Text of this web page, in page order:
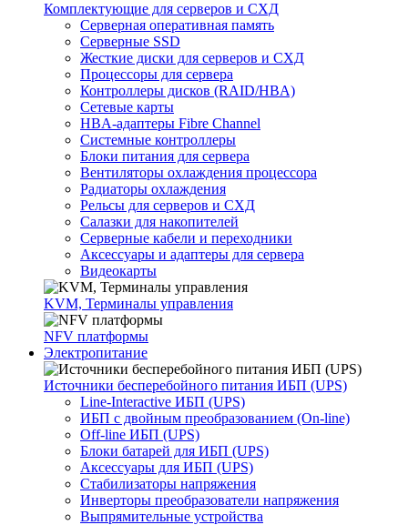
Комплектующие для серверов и СХД
Серверная оперативная память
Серверные SSD
Жесткие диски для серверов и СХД
Процессоры для сервера
Контроллеры дисков (RAID/HBA)
Сетевые карты
HBA-адаптеры Fibre Channel
Системные контроллеры
Блоки питания для сервера
Вентиляторы охлаждения процессора
Радиаторы охлаждения
Рельсы для серверов и СХД
Салазки для накопителей
Серверные кабели и переходники
Аксессуары и адаптеры для сервера
Видеокарты
KVM, Терминалы управления
NFV платформы
Электропитание
Источники бесперебойного питания ИБП (UPS)
Line-Interactive ИБП (UPS)
ИБП с двойным преобразованием (On-line)
Off-line ИБП (UPS)
Блоки батарей для ИБП (UPS)
Аксессуары для ИБП (UPS)
Стабилизаторы напряжения
Инверторы преобразователи напряжения
Выпрямительные устройства